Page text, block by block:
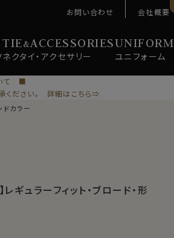
TIE&ACCESSORIES
ネクタイ・ アクセサリー
UNIFORM
ユニ フォーム
お問い合わせ 会社概要
て ■
ください。 詳細はこちら⇒
ドカラー
レギュラーフィット・ブロード・形